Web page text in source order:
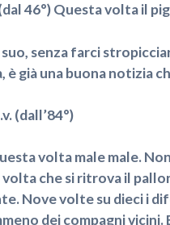
46°) Questa volta il
suo, senza farci
è già una buona notizia
(dall’84°)
volta male male.
che si ritrova il
Nove volte su dieci i
dei compagni vicini.